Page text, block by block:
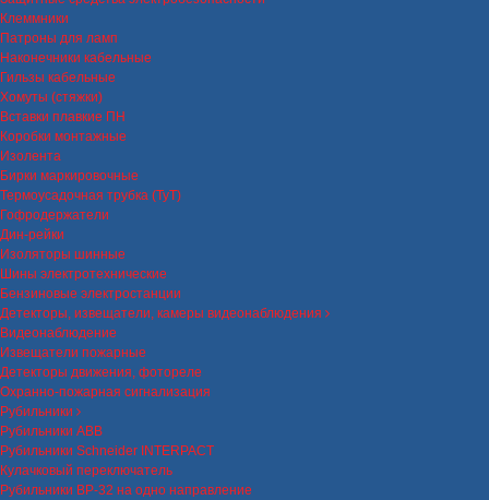
Клеммники
Патроны для ламп
Наконечники кабельные
Гильзы кабельные
Хомуты (стяжки)
Вставки плавкие ПН
Коробки монтажные
Изолента
Бирки маркировочные
Термоусадочная трубка (ТуТ)
Гофродержатели
Дин-рейки
Изоляторы шинные
Шины электротехнические
Бензиновые электростанции
Детекторы, извещатели, камеры видеонаблюдения
Видеонаблюдение
Извещатели пожарные
Детекторы движения, фотореле
Охранно-пожарная сигнализация
Рубильники
Рубильники ABB
Рубильники Schneider INTERPACT
Кулачковый переключатель
Рубильники ВР-32 на одно направление